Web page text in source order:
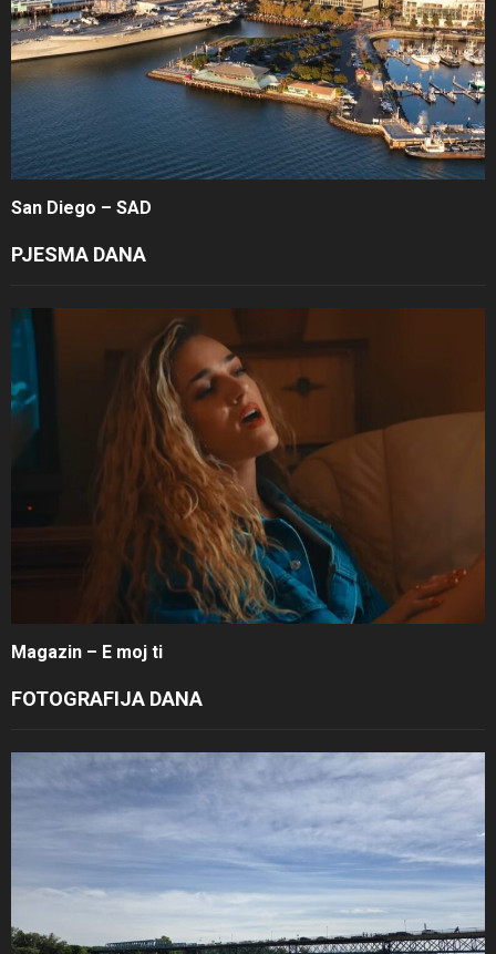
San Diego – SAD
PJESMA DANA
Magazin – E moj ti
FOTOGRAFIJA DANA